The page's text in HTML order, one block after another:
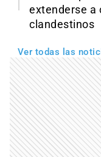
extenderse a
clandestinos
Ver todas las